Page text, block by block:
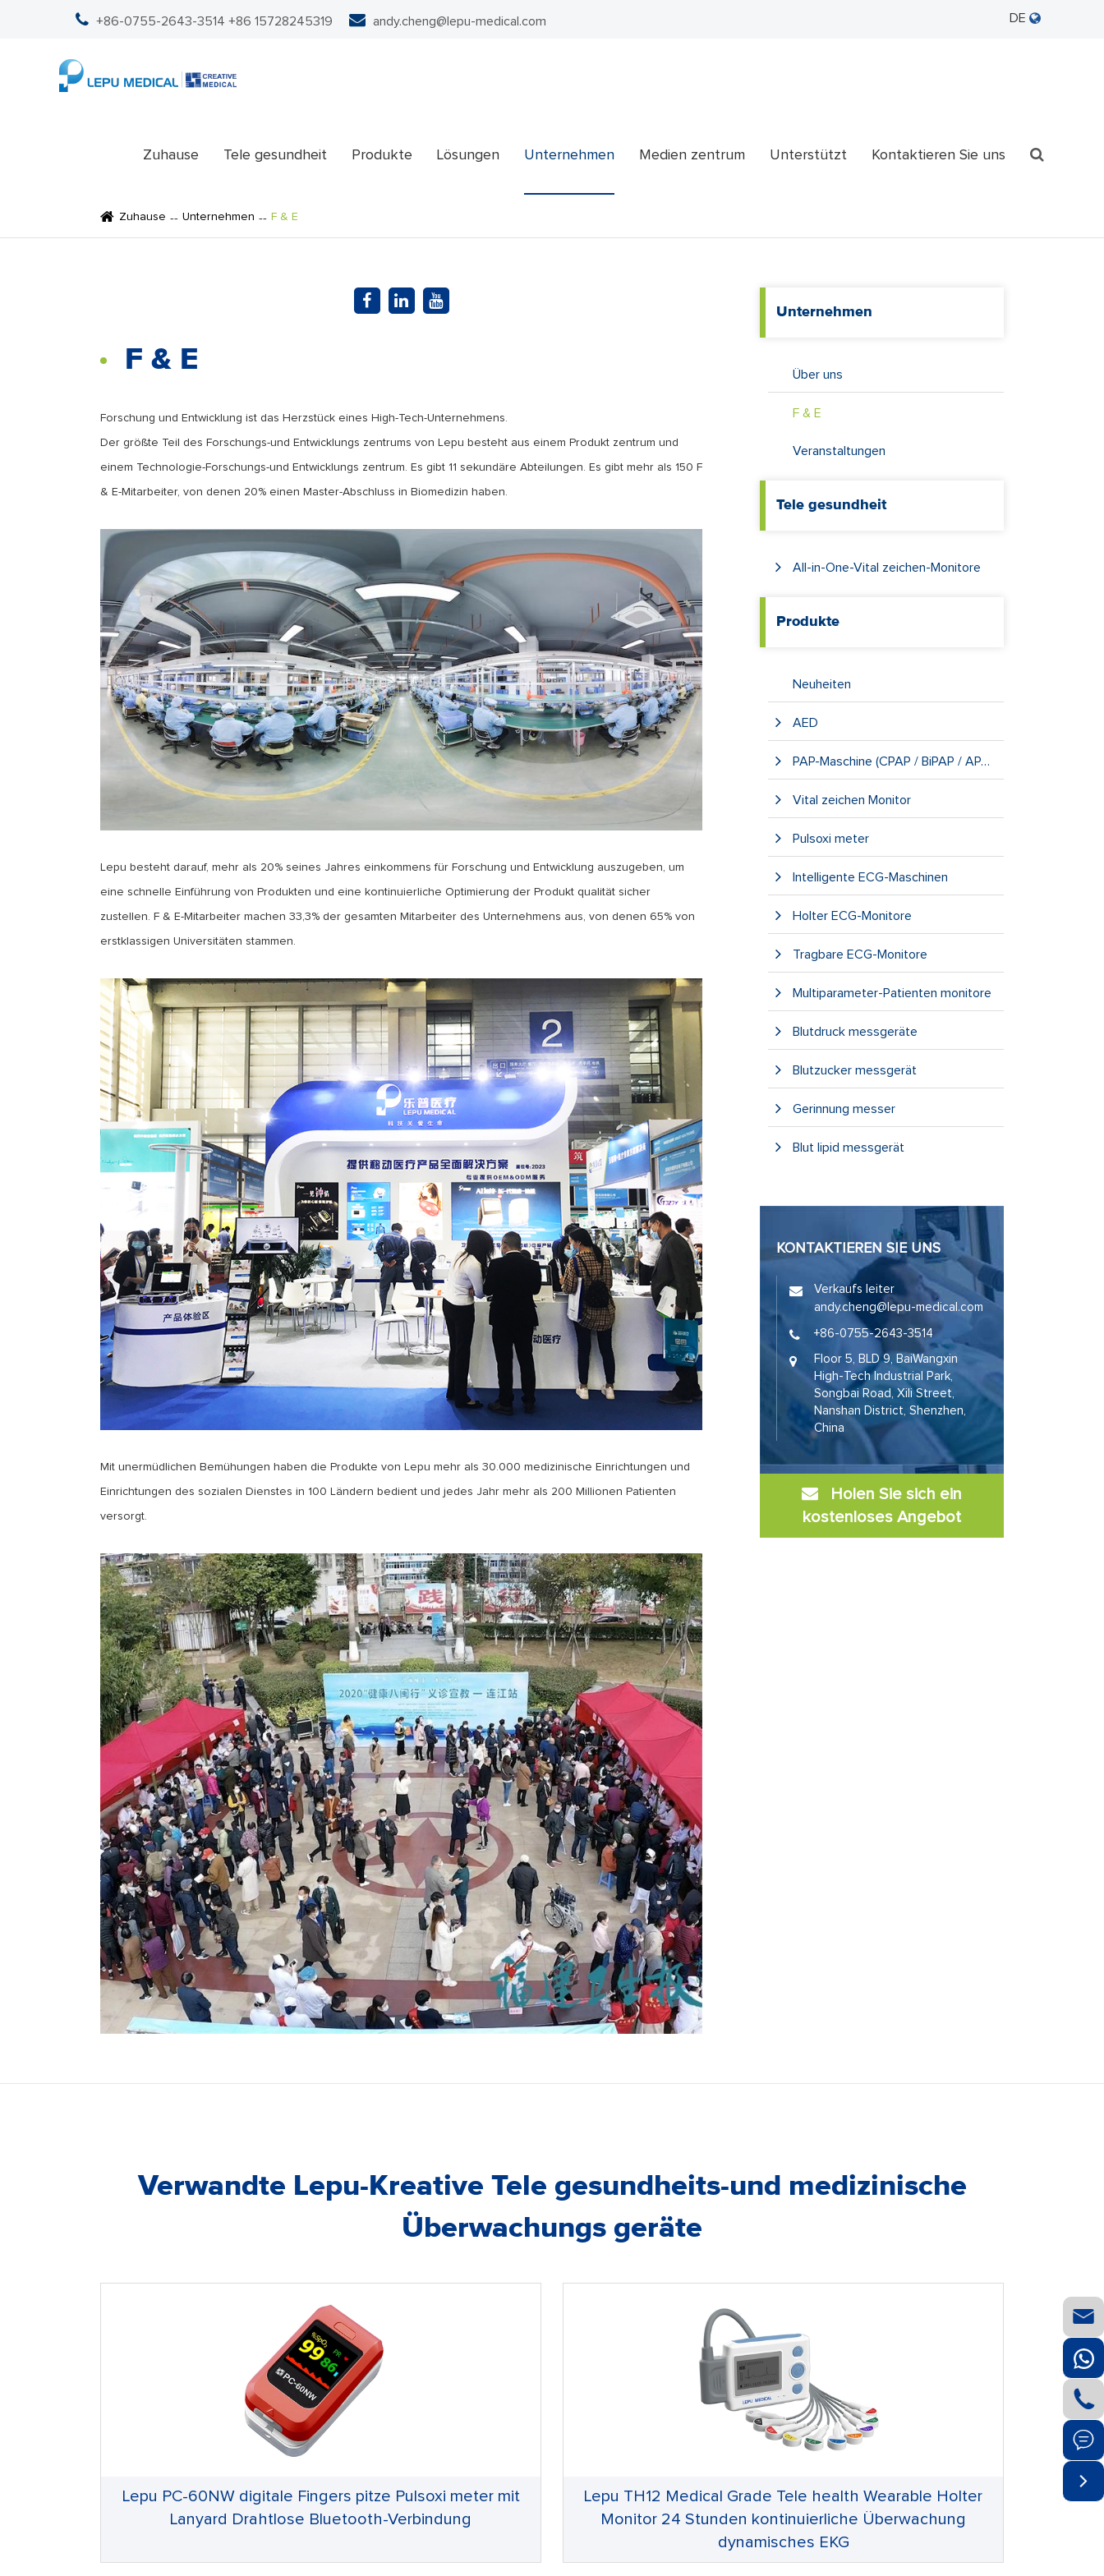
+86-0755-2643-3514 +86 15728245319 andy.cheng@lepu-medical.com DE
Zuhause Tele gesundheit Produkte Lösungen Unternehmen Medien zentrum Unterstützt Kontaktieren Sie uns
Zuhause Unternehmen F & E
F & E
Forschung und Entwicklung ist das Herzstück eines High-Tech-Unternehmens.
Der größte Teil des Forschungs-und Entwicklungs zentrums von Lepu besteht aus einem Produkt zentrum und
einem Technologie-Forschungs-und Entwicklungs zentrum. Es gibt 11 sekundäre Abteilungen. Es gibt mehr als 150 F
& E-Mitarbeiter, von denen 20% einen Master-Abschluss in Biomedizin haben.
Lepu besteht darauf, mehr als 20% seines Jahres einkommens für Forschung und Entwicklung auszugeben, um
eine schnelle Einführung von Produkten und eine kontinuierliche Optimierung der Produkt qualität sicher
zustellen. F & E-Mitarbeiter machen 33,3% der gesamten Mitarbeiter des Unternehmens aus, von denen 65% von
erstklassigen Universitäten stammen.
Mit unermüdlichen Bemühungen haben die Produkte von Lepu mehr als 30.000 medizinische Einrichtungen und
Einrichtungen des sozialen Dienstes in 100 Ländern bedient und jedes Jahr mehr als 200 Millionen Patienten
versorgt.
Unternehmen
Über uns
F & E
Veranstaltungen
Tele gesundheit
All-in-One-Vital zeichen-Monitore
Produkte
Neuheiten
AED
PAP-Maschine (CPAP / BiPAP / APAP)
Vital zeichen Monitor
Pulsoxi meter
Intelligente ECG-Maschinen
Holter ECG-Monitore
Tragbare ECG-Monitore
Multiparameter-Patienten monitore
Blutdruck messgeräte
Blutzucker messgerät
Gerinnung messer
Blut lipid messgerät
KONTAKTIEREN SIE UNS
Verkaufs leiter
andy.cheng@lepu-medical.com
+86-0755-2643-3514
Floor 5, BLD 9, BaiWangxin
High-Tech Industrial Park,
Songbai Road, Xili Street,
Nanshan District, Shenzhen,
China
Holen Sie sich ein
kostenloses Angebot
Verwandte Lepu-Kreative Tele gesundheits-und medizinische
Überwachungs geräte
Lepu PC-60NW digitale Fingers pitze Pulsoxi meter mit
Lanyard Drahtlose Bluetooth-Verbindung
Lepu TH12 Medical Grade Tele health Wearable Holter
Monitor 24 Stunden kontinuierliche Überwachung
dynamisches EKG



